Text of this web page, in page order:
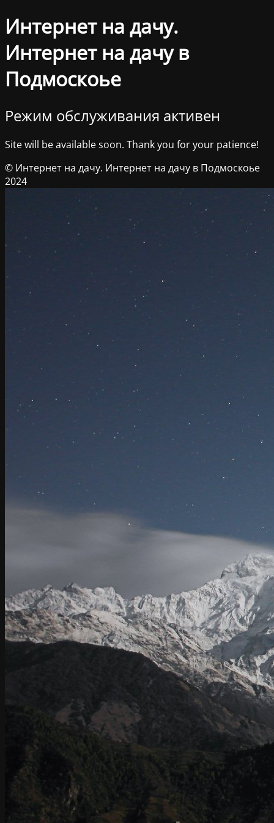
Интернет на дачу.
Интернет на дачу в
Подмоскоье
Режим обслуживания активен
Site will be available soon. Thank you for your patience!
© Интернет на дачу. Интернет на дачу в Подмоскоье
2024